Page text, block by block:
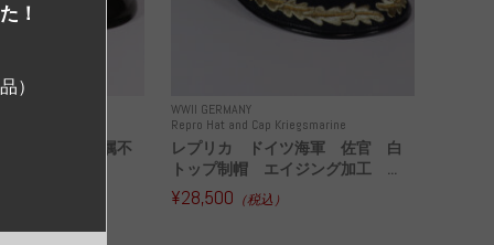
イツ警察 所属不
WWII GERMANY
Repro Hat and Cap Kriegsmarine
レプリカ ドイツ海軍 佐官 白
トップ制帽 エイジング加工 ...
¥28,500 （税込）
！
）